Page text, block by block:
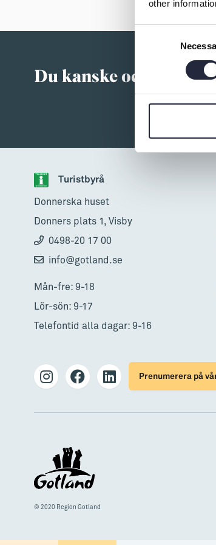
other
Consent
Barn & Familj
Du kanske också är
Turistbyrå
Donnerska huset
Donners plats 1, Visby
0498-20 17 00
info@gotland.se
Mån-fre: 9-18
Lör-sön: 9-17
Telefontid alla dagar: 9-16
Prenumerera på
© 2020 Region Gotland